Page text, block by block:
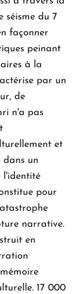
séisme du 7
façonner
peinant
à la
par un
de
n'a pas
et
dans un
l'identité
pour
narrative.
en
17 000